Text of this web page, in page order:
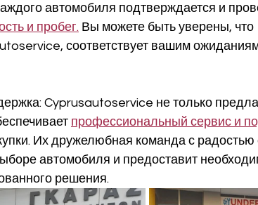
автомобиля подтверждается и
и пробег. Вы можете быть уверены, что
соответствует вашим
Cyprusautoservice не только
профессиональный сервис и
Их дружелюбная команда с радостью
автомобиля и предоставит
решения.